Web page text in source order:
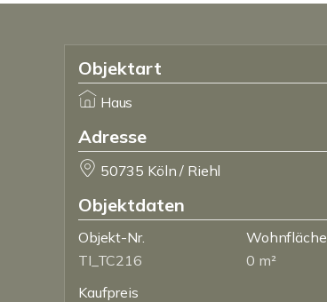
Objektart
Haus
Adresse
50735 Köln / Riehl
Objektdaten
Objekt-Nr.
TI_TC216
Wohnfläche
0 m²
Kaufpreis